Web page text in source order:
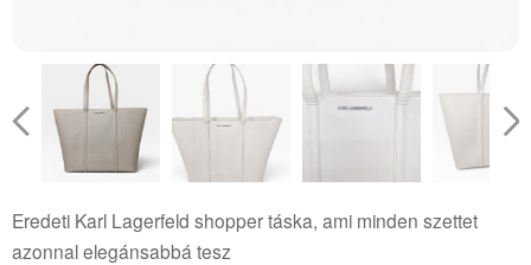
Eredeti Karl Lagerfeld shopper táska, ami minden szettet
azonnal elegánsabbá tesz